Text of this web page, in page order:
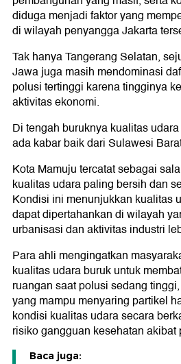
diduga menjadi faktor yang
di wilayah penyangga Jakarta
Tak hanya Tangerang Selatan,
Jawa juga masih mendominasi
polusi tertinggi karena tingginya
aktivitas ekonomi.
Di tengah buruknya kualitas
ada kabar baik dari Sulawesi
Kota Mamuju tercatat sebagai
kualitas udara paling bersih dan
Kondisi ini menunjukkan kualitas
dapat dipertahankan di wilayah
urbanisasi dan aktivitas industri
Para ahli mengingatkan
kualitas udara buruk untuk
ruangan saat polusi sedang
yang mampu menyaring partikel
kondisi kualitas udara secara
risiko gangguan kesehatan akibat
Baca juga: